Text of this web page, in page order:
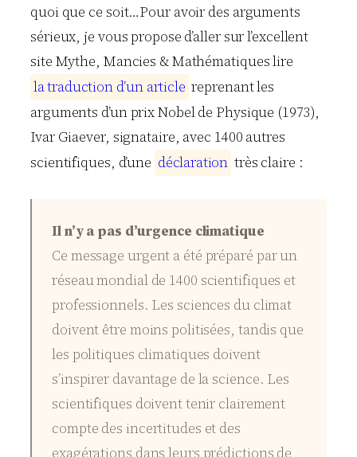
quoi que ce soit…Pour avoir des arguments
sérieux, je vous propose d’aller sur l’excellent
site Mythe, Mancies & Mathématiques lire
latraduction d’un article reprenant les
arguments d’un prix Nobel de Physique (1973),
Ivar Giaever, signataire, avec 1400 autres
scientifiques, d’une déclaration très claire :
Il n’y a pas d’urgence climatique
Ce message urgent a été préparé par un
réseau mondial de 1400 scientifiques et
professionnels. Les sciences du climat
doivent être moins politisées, tandis que
les politiques climatiques doivent
s’inspirer davantage de la science. Les
scientifiques doivent tenir clairement
compte des incertitudes et des
exagérations dans leurs prédictions de